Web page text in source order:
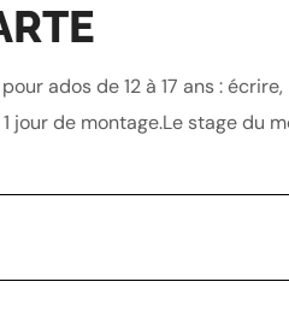
ados de 12 à 17 ans :
jour de montage.Le stage du